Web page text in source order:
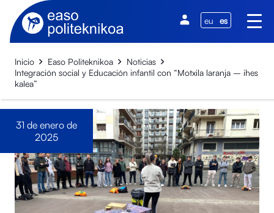
eu es
Inicio Easo Politeknikoa
Noticias
Integración social y Educación infantil con “Motxila laranja – ihes
kalea”
31 de enero de
2025